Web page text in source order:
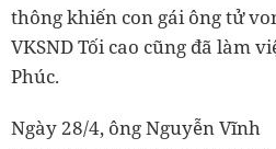
thông khiến con gái ông tử
VKSND Tối cao cũng đã làm
Phúc.
Ngày 28/4, ông Nguyễn Vĩnh